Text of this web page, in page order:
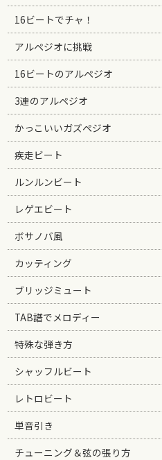
16ビートでチャ！
アルペジオに挑戦
16ビートのアルペジオ
3連のアルペジオ
かっこいいガズペジオ
疾走ビート
ルンルンビート
レゲエビート
ボサノバ風
カッティング
ブリッジミュート
TAB譜でメロディー
特殊な弾き方
シャッフルビート
レトロビート
単音引き
チューニング＆弦の張り方